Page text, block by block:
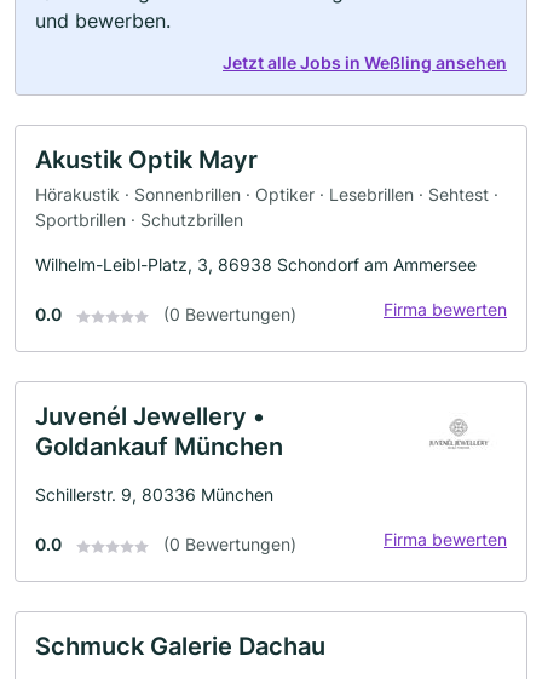
und bewerben.
Jetzt alle Jobs in Weßling ansehen
Akustik Optik Mayr
Hörakustik · Sonnenbrillen · Optiker · Lesebrillen · Sehtest ·
Sportbrillen · Schutzbrillen
Wilhelm-Leibl-Platz, 3, 86938 Schondorf am Ammersee
0.0 (0 Bewertungen) Firma bewerten
Juvenél Jewellery •
Goldankauf München
Schillerstr. 9, 80336 München
0.0 (0 Bewertungen) Firma bewerten
Schmuck Galerie Dachau